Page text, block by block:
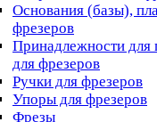
Основания (базы),
фрезеров
Принадлежности для
для фрезеров
Ручки для фрезеров
Упоры для фрезеров
Фрезы